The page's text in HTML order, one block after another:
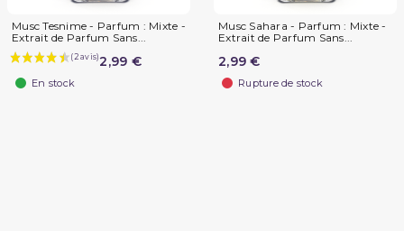
Musc Tesnime - Parfum : Mixte -
Extrait de Parfum Sans...
2,99 €
En stock
Musc Sahara - Parfum : Mixte -
Extrait de Parfum Sans...
2,99 €
Rupture de stock